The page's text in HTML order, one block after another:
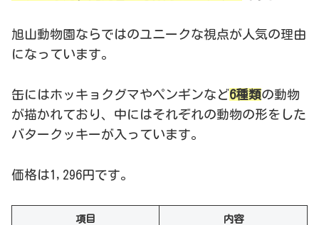
旭山動物園ならではのユニークな視点が人気の理由
になっています。
缶にはホッキョクグマやペンギンなど6種類の動物
が描かれており、中にはそれぞれの動物の形をした
バタークッキーが入っています。
価格は1,296円です。
項目 内容